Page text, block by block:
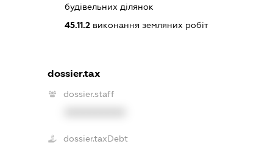
будівельних ділянок
45.11.2виконання земляних робіт
dossier.tax
dossier.staff
dossier.taxDebt